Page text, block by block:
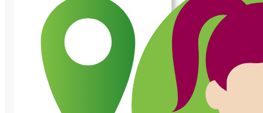
suis prête à me mettre à votre service et à
vous accorder du temps en dehors de mes
horaires d'alternance (compagnie, aide au
quotidien, courses, partage de moments de
convivialité). Je suis quelqu'un de de
confiance, discret et impliqué.